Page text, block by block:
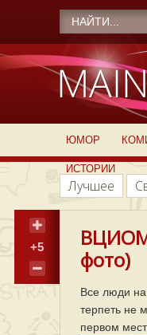
ЮМОР
ИСТОРИИ
Лучшее
+5
ВЦИОМ
фото)
Все люди на
терпеть не
первом